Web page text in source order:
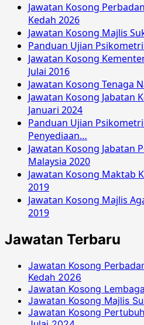
Jawatan Kosong
Kedah 2026
Jawatan Kosong Majlis
Panduan Ujian
Jawatan Kosong
Julai 2016
Jawatan Kosong Tenaga
Jawatan Kosong Jabatan
Januari 2024
Panduan Ujian
Penyediaan…
Jawatan Kosong Jabatan
Malaysia 2020
Jawatan Kosong Maktab
2019
Jawatan Kosong Majlis
2019
Jawatan Terbaru
Jawatan Kosong
Kedah 2026
Jawatan Kosong
Jawatan Kosong Majlis
Jawatan Kosong